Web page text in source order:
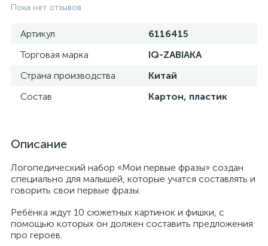
Пока нет отзывов
Артикул
6116415
Торговая марка
IQ-ZABIAKA
Страна производства
Китай
Состав
Картон, пластик
Описание
Логопедический набор «Мои первые фразы» создан
специально для малышей, которые учатся составлять и
говорить свои первые фразы.
Ребёнка ждут 10 сюжетных картинок и фишки, с
помощью которых он должен составить предложения
про героев.